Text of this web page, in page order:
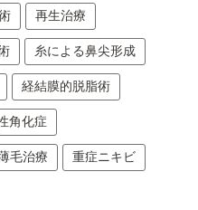
再生治療
糸による鼻尖形成
経結膜的脱脂術
角化症
毛治療 重症ニキビ